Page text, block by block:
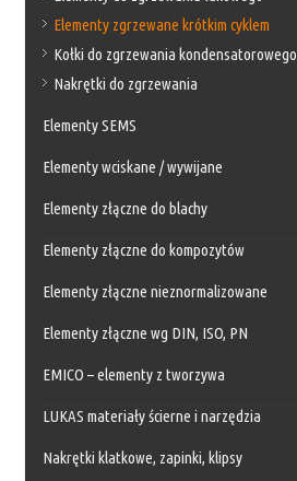
Elementy zgrzewane krótkim cyklem
Kołki do zgrzewania kondensatorowego
Nakrętki do zgrzewania
Elementy SEMS
Elementy wciskane / wywijane
Elementy złączne do blachy
Elementy złączne do kompozytów
Elementy złączne nieznormalizowane
Elementy złączne wg DIN, ISO, PN
EMICO – elementy z tworzywa
LUKAS materiały ścierne i narzędzia
Nakrętki klatkowe, zapinki, klipsy